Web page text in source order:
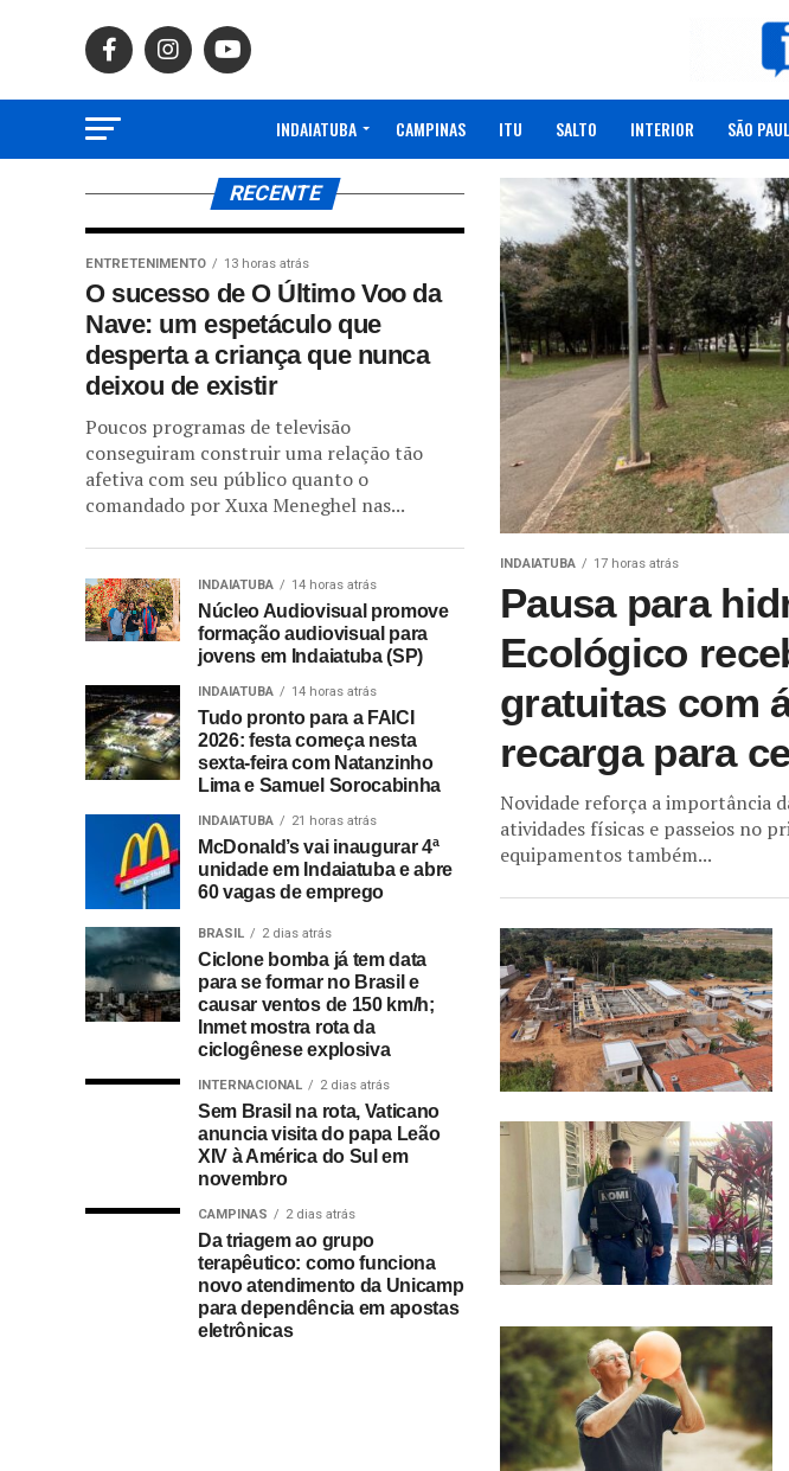
INDAIATUBA CAMPINAS ITU SALTO INTERIOR SÃO
INDAIATUBA 17 horas atrás
Pausa para
Ecológico
gratuitas com
recarga para
Novidade reforça a importância
atividades físicas e passeios no
equipamentos também...
RECENTE
ENTRETENIMENTO 13 horas atrás
O sucesso de O Último Voo da
Nave: um espetáculo que
desperta a criança que nunca
deixou de existir
Poucos programas de televisão
conseguiram construir uma relação tão
afetiva com seu público quanto o
comandado por Xuxa Meneghel nas...
INDAIATUBA 14 horas atrás
Núcleo Audiovisual promove
formação audiovisual para
jovens em Indaiatuba (SP)
INDAIATUBA 14 horas atrás
Tudo pronto para a FAICI
2026: festa começa nesta
sexta-feira com Natanzinho
Lima e Samuel Sorocabinha
INDAIATUBA 21 horas atrás
McDonald’s vai inaugurar 4ª
unidade em Indaiatuba e abre
60 vagas de emprego
BRASIL 2 dias atrás
Ciclone bomba já tem data
para se formar no Brasil e
causar ventos de 150 km/h;
Inmet mostra rota da
ciclogênese explosiva
INTERNACIONAL 2 dias atrás
Sem Brasil na rota, Vaticano
anuncia visita do papa Leão
XIV à América do Sul em
novembro
CAMPINAS 2 dias atrás
Da triagem ao grupo
terapêutico: como funciona
novo atendimento da Unicamp
para dependência em apostas
eletrônicas